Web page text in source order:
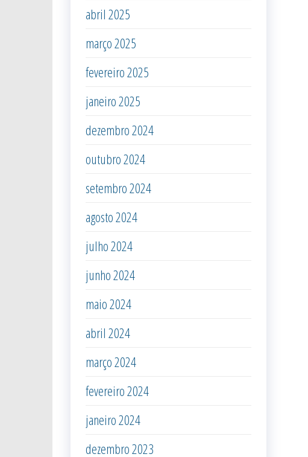
abril 2025
março 2025
fevereiro 2025
janeiro 2025
dezembro 2024
outubro 2024
setembro 2024
agosto 2024
julho 2024
junho 2024
maio 2024
abril 2024
março 2024
fevereiro 2024
janeiro 2024
dezembro 2023